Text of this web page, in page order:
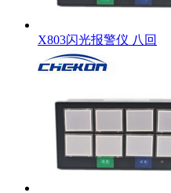
X803闪光报警仪 八回